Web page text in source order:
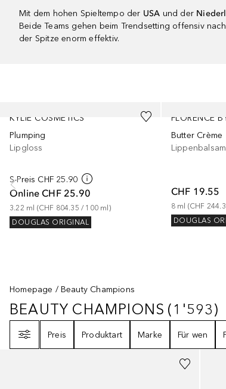
Mit dem hohen Spieltempo der USA und der
Beide Teams gehen beim Trendsetting offensiv
der Spitze enorm effektiv.
KYLIE COSMETICS
Plumping
Lipgloss
S-Preis CHF 25.90
Online CHF 25.90
3.22 ml (CHF 804.35 / 100 ml )
DOUGLAS ORIGINAL
FLORENCE
Butter Crème
Lippenbalsam
CHF 19.55
8 ml (CHF
DOUGLAS
Homepage Beauty Champions
BEAUTY CHAMPIONS1593
BEAUTY CHAMPIONS (1'593)
Preis
Produktart Marke Für wen